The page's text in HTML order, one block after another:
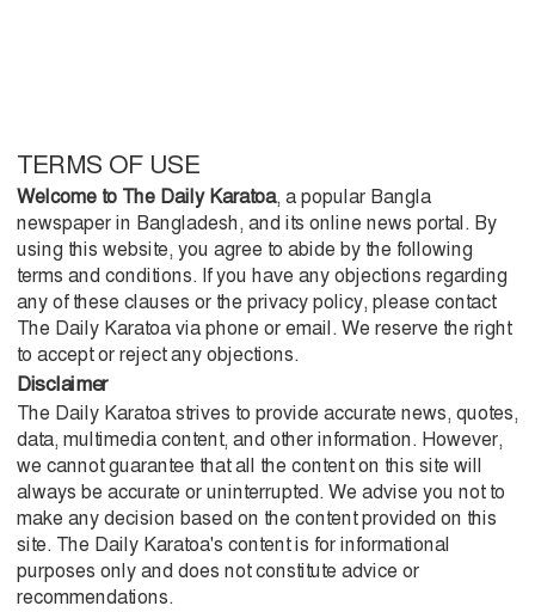
TERMS OF USE
Welcome to The Daily Karatoa, a popular Bangla
newspaper in Bangladesh, and its online news portal. By
using this website, you agree to abide by the following
terms and conditions. If you have any objections regarding
any of these clauses or the privacy policy, please contact
The Daily Karatoa via phone or email. We reserve the right
to accept or reject any objections.
Disclaimer
The Daily Karatoa strives to provide accurate news, quotes,
data, multimedia content, and other information. However,
we cannot guarantee that all the content on this site will
always be accurate or uninterrupted. We advise you not to
make any decision based on the content provided on this
site. The Daily Karatoa's content is for informational
purposes only and does not constitute advice or
recommendations.